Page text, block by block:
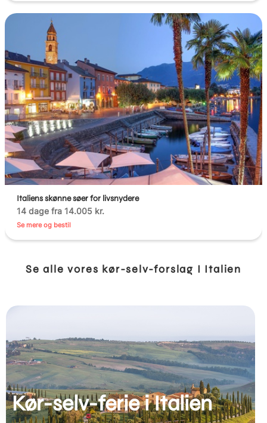
Italiens skønne søer for livsnydere
14 dage fra 14.005 kr.
Se mere og bestil
Se alle vores kør-selv-forslag I Italien
Kør-selv-ferie i Italien